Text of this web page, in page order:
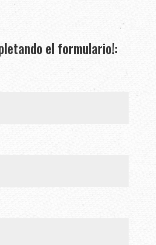
el formulario!: